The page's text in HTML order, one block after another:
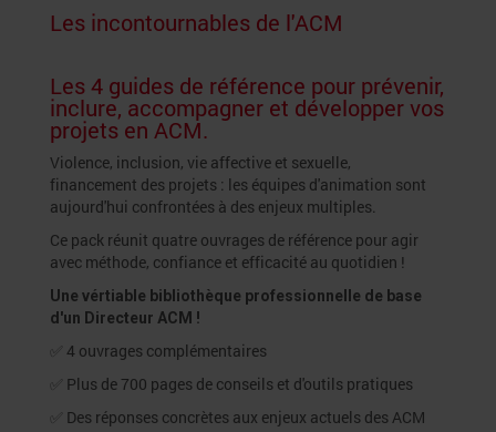
Les incontournables de l'ACM
Les 4 guides de référence pour prévenir,
inclure, accompagner et développer vos
projets en ACM.
Violence, inclusion, vie affective et sexuelle,
financement des projets : les équipes d'animation sont
aujourd'hui confrontées à des enjeux multiples.
Ce pack réunit quatre ouvrages de référence pour agir
avec méthode, confiance et efficacité au quotidien !
Une vértiable bibliothèque professionnelle de base
d'un Directeur ACM !
✅ 4 ouvrages complémentaires
✅ Plus de 700 pages de conseils et d'outils pratiques
✅ Des réponses concrètes aux enjeux actuels des ACM